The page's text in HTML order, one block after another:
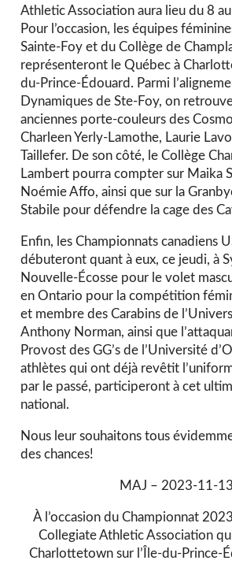
Athletic Association aura lieu du 8
Pour l’occasion, les équipes
Sainte-Foy et du Collège de
représenteront le Québec à
du-Prince-Édouard. Parmi
Dynamiques de Ste-Foy, on
anciennes porte-couleurs des
Charleen Yerly-Lamothe, Laurie
Taillefer. De son côté, le Collège
Lambert pourra compter sur Maika
Noémie Affo, ainsi que sur la
Stabile pour défendre la cage des
Enfin, les Championnats canadiens
débuteront quant à eux, ce jeudi, à
Nouvelle-Écosse pour le volet
en Ontario pour la compétition
et membre des Carabins de
Anthony Norman, ainsi que
Provost des GG’s de l’Université
athlètes qui ont déjà revêtit
par le passé, participeront à cet
national.
Nous leur souhaitons tous
des chances!
MAJ – 2023-11-13
À l’occasion du Championnat
Collegiate Athletic Association
Charlottetown sur l’Île-du-Prince-